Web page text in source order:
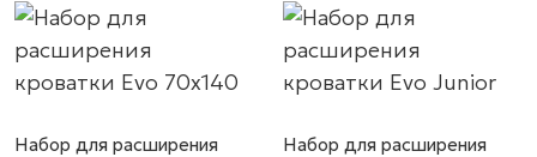
Набор для расширения
Набор для расширения